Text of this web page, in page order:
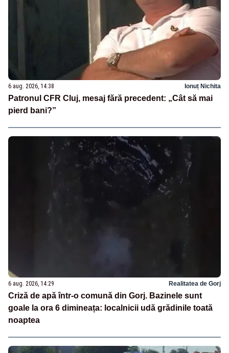
6 aug. 2026, 14:38 Ionuț Nichita
Patronul CFR Cluj, mesaj fără precedent: „Cât să mai
pierd bani?”
6 aug. 2026, 14:29 Realitatea de Gorj
Criză de apă într-o comună din Gorj. Bazinele sunt
goale la ora 6 dimineața: localnicii udă grădinile toată
noaptea